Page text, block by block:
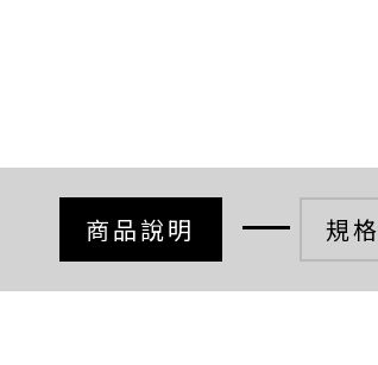
商品說明 規格